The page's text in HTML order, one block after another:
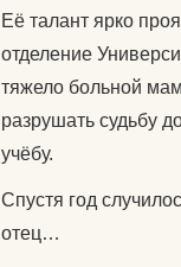
Её талант ярко
отделение
тяжело больной
разрушать судьбу
учёбу.
Спустя год
отец…